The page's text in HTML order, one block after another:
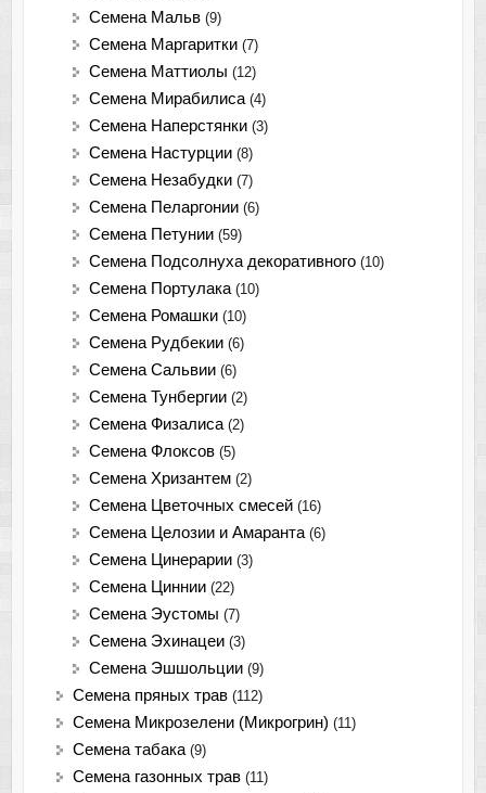
Семена Мальв (9)
Семена Маргаритки (7)
Семена Маттиолы (12)
Семена Мирабилиса (4)
Семена Наперстянки (3)
Семена Настурции (8)
Семена Незабудки (7)
Семена Пеларгонии (6)
Семена Петунии (59)
Семена Подсолнуха декоративного (10)
Семена Портулака (10)
Семена Ромашки (10)
Семена Рудбекии (6)
Семена Сальвии (6)
Семена Тунбергии (2)
Семена Физалиса (2)
Семена Флоксов (5)
Семена Хризантем (2)
Семена Цветочных смесей (16)
Семена Целозии и Амаранта (6)
Семена Цинерарии (3)
Семена Циннии (22)
Семена Эустомы (7)
Семена Эхинацеи (3)
Семена Эшшольции (9)
Семена пряных трав (112)
Семена Микрозелени (Микрогрин) (11)
Семена табака (9)
Семена газонных трав (11)